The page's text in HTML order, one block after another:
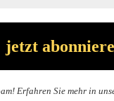
Erfahren Sie mehr in